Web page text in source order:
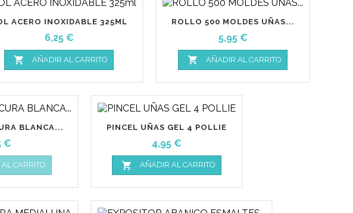
ACERO INOXIDABLE 325ML
Precio
6,25 €
 AÑADIR AL CARRITO
ROLLO 500 MOLDES UÑAS...
Precio
5,95 €
 AÑADIR AL CARRITO
BLANCA...
€
CARRITO
PINCEL UÑAS GEL 4 POLLIE
Precio
4,95 €
 AÑADIR AL CARRITO